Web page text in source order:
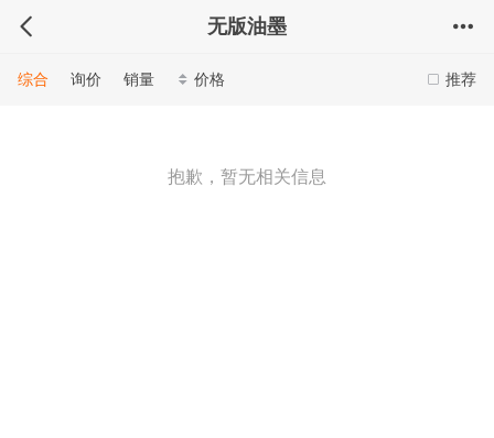
无版油墨
推荐
综合 询价 销量 价格
抱歉，暂无相关信息